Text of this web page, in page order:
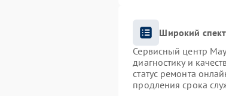
Широкий
Сервисный центр
диагностику и
статус ремонта
продления срока